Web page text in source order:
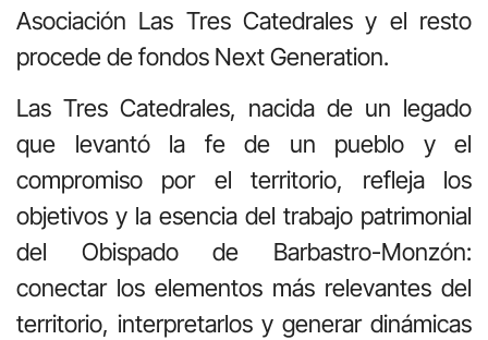
Asociación Las Tres Catedrales y el resto
procede de fondos Next Generation.
Las Tres Catedrales, nacida de un legado
que levantó la fe de un pueblo y el
compromiso por el territorio, refleja los
objetivos y la esencia del trabajo patrimonial
del Obispado de Barbastro-Monzón:
conectar los elementos más relevantes del
territorio, interpretarlos y generar dinámicas